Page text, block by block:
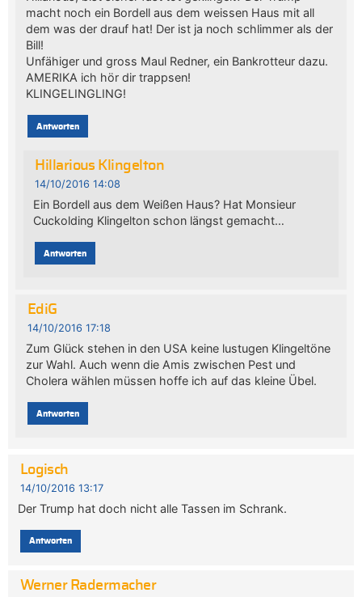
macht noch ein Bordell aus dem weissen Haus mit all
dem was der drauf hat! Der ist ja noch schlimmer als der
Bill!
Unfähiger und gross Maul Redner, ein Bankrotteur dazu.
AMERIKA ich hör dir trappsen!
KLINGELINGLING!
Antworten
Hillarious Klingelton
14/10/2016 14:08
Ein Bordell aus dem Weißen Haus? Hat Monsieur
Cuckolding Klingelton schon längst gemacht…
Antworten
EdiG
14/10/2016 17:18
Zum Glück stehen in den USA keine lustugen Klingeltöne
zur Wahl. Auch wenn die Amis zwischen Pest und
Cholera wählen müssen hoffe ich auf das kleine Übel.
Antworten
Logisch
14/10/2016 13:17
Der Trump hat doch nicht alle Tassen im Schrank.
Antworten
Werner Radermacher